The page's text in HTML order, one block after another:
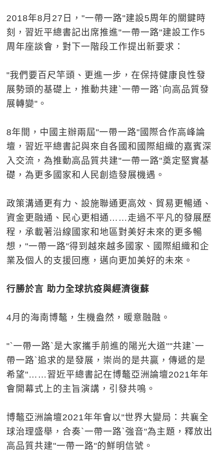
2018年8月27日，"一帶一路"建設5周年的關鍵時
刻，習近平總書記出席推進"一帶一路"建設工作5
周年座談會，對下一階段工作提出新要求：
"我們要百尺竿頭、更進一步，在保持健康良性發
展勢頭的基礎上，推動共建`一帶一路`向高品質發
展轉變"。
8年間，中國主辦兩屆"一帶一路"國際合作高峰論
壇，習近平總書記與來自各國和國際組織的嘉賓深
入交流，為推動高品質共建"一帶一路"奠定堅實基
礎，為更多國家和人民創造發展機遇。
政策溝通更有力、設施聯通更高效、貿易更暢通、
資金更融通、民心更相通……走過不平凡的發展歷
程，承載著沿線國家和地區對美好未來的更多暢
想，"一帶一路"得到越來越多國家、國際組織和企
業及個人的支援回應，邁向更加美好的未來。
行勝於言 助力全球抗疫與經濟復蘇
4月的海南博鼇，生機盎然，暖意融融。
"`一帶一路`是大家攜手前進的陽光大道""共建`一
帶一路`追求的是發展，崇尚的是共贏，傳遞的是
希望"……習近平總書記在博鼇亞洲論壇2021年年
會開幕式上的主旨演講，引發共鳴。
博鼇亞洲論壇2021年年會以"世界大變局：共襄全
球治理盛舉，合奏`一帶一路`強音"為主題，釋放出
高品質共建"一帶一路"的鮮明信號。